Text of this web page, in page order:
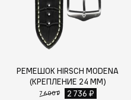
РЕМЕШОК HIRSCH MODENA
(КРЕПЛЕНИЕ 24 ММ)
7 600 ₽ 2 736 ₽